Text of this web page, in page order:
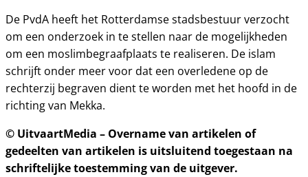
De PvdA heeft het Rotterdamse stadsbestuur verzocht
om een onderzoek in te stellen naar de mogelijkheden
om een moslimbegraafplaats te realiseren. De islam
schrijft onder meer voor dat een overledene op de
rechterzij begraven dient te worden met het hoofd in de
richting van Mekka.
© UitvaartMedia – Overname van artikelen of
gedeelten van artikelen is uitsluitend toegestaan na
schriftelijke toestemming van de uitgever.